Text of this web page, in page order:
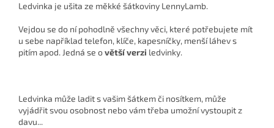
Ledvinka je ušita ze měkké šátkoviny LennyLamb.
Vejdou se do ní pohodlně všechny věci, které potřebujete mít
u sebe například telefon, klíče, kapesníčky, menší láhev s
pitím apod. Jedná se ovětší verzi ledvinky.
Ledvinka může ladit s vašim šátkem či nosítkem, může
vyjádřit svou osobnost nebo vám třeba umožní vystoupit z
davu...